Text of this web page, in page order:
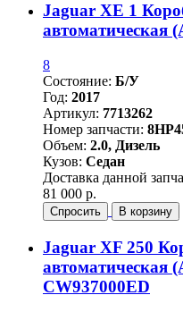
Jaguar XE 1
8
Состояние: Б/У
Год: 2017
Артикул: 7713262
Номер запчасти:
Объем: 2.0, Дизель
Кузов: Седан
Доставка данной
81 000 р.
Спросить В корзину
Jaguar XF 250
CW937000ED